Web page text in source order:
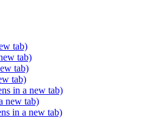
tab)
tab)
tab)
tab)
in a new tab)
new tab)
in a new tab)